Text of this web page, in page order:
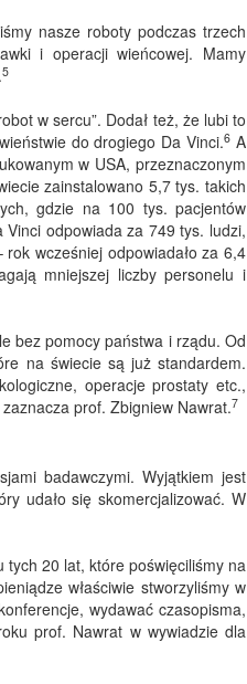
nasze roboty podczas trzech
i operacji wieńcowej. Mamy
5
w sercu”. Dodał też, że lubi to
do drogiego Da Vinci.6 A
w USA, przeznaczonym
zainstalowano 5,7 tys. takich
gdzie na 100 tys. pacjentów
odpowiada za 749 tys. ludzi,
wcześniej odpowiadało za 6,4
mniejszej liczby personelu i
bez pomocy państwa i rządu. Od
na świecie są już standardem.
operacje prostaty etc.,
prof. Zbigniew Nawrat.7
badawczymi. Wyjątkiem jest
udało się skomercjalizować. W
20 lat, które poświęciliśmy na
właściwie stworzyliśmy w
wydawać czasopisma,
prof. Nawrat w wywiadzie dla